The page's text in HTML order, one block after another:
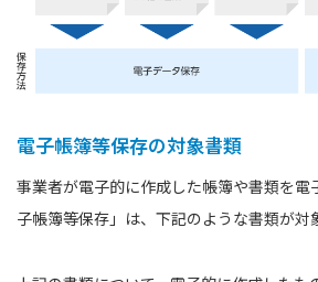
電子帳簿等保存の対象書類
事業者が電子的に作成した帳簿や書類を電
子帳簿等保存」は、下記のような書類が対